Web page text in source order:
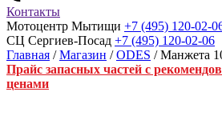
Контакты
Мотоцентр Мытищи +7 (495) 120-02-
СЦ Сергиев-Посад +7 (495) 120-02-06
Главная /Магазин /ODES / Манжета
Прайс запасных частей с
ценами